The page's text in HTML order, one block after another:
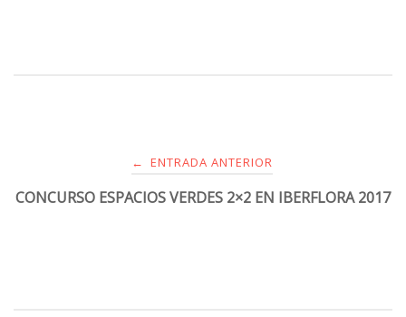
← ENTRADA ANTERIOR
CONCURSO ESPACIOS VERDES 2×2 EN IBERFLORA 2017